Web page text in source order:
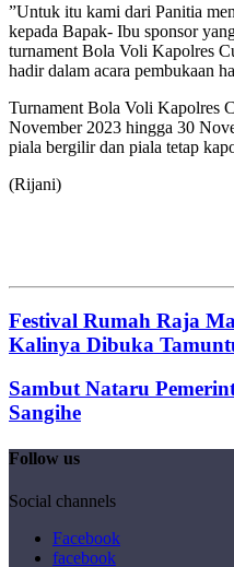
”Untuk itu kami dari Panitia
kepada Bapak- Ibu sponsor
turnament Bola Voli Kapolres
hadir dalam acara pembukaan
Turnament Bola Voli Kapolres
November 2023 hingga 30
piala bergilir dan piala tetap
(Rijani)
Festival Rumah Raja
Kalinya Dibuka
Sambut Nataru
Sangihe
Follow us
Social channels
Facebook
facebook